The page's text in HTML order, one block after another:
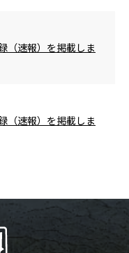
（速報）を掲載しま
（速報）を掲載しま